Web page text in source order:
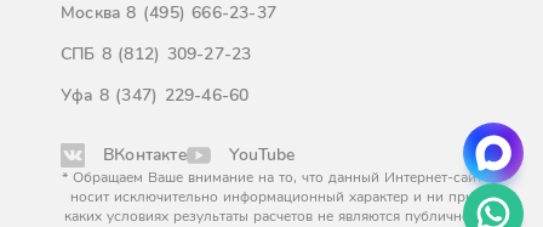
Москва8 (495) 666-23-37
СПБ 8 (812) 309-27-23
Уфа 8 (347) 229-46-60
ВКонтакте YouTube
* Обращаем Ваше внимание на то, что данный Интернет-сайт
носит исключительно информационный характер и ни при
каких условиях результаты расчетов не являются публичной